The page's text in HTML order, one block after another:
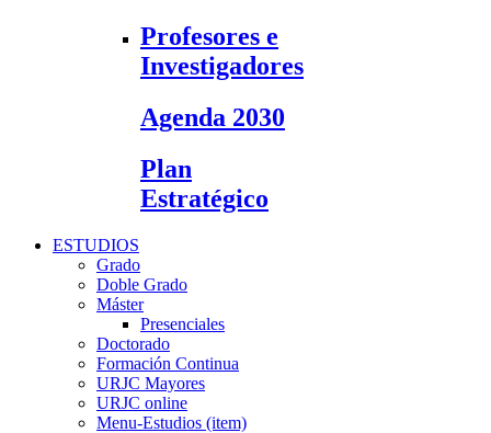
Profesores e
Investigadores
Agenda 2030
Plan
Estratégico
ESTUDIOS
Grado
Doble Grado
Máster
Presenciales
Doctorado
Formación Continua
URJC Mayores
URJC online
Menu-Estudios (item)